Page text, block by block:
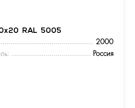
RAL 5005
2000
Россия